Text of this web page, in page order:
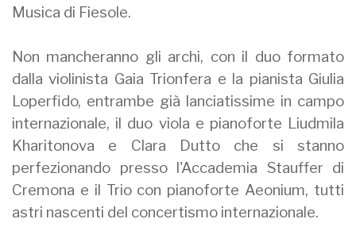
Musica di Fiesole.
Non mancheranno gli archi, con il duo formato
dalla violinista Gaia Trionfera e la pianista Giulia
Loperfido, entrambe già lanciatissime in campo
internazionale, il duo viola e pianoforte Liudmila
Kharitonova e Clara Dutto che si stanno
perfezionando presso l'Accademia Stauffer di
Cremona e il Trio con pianoforte Aeonium, tutti
astri nascenti del concertismo internazionale.